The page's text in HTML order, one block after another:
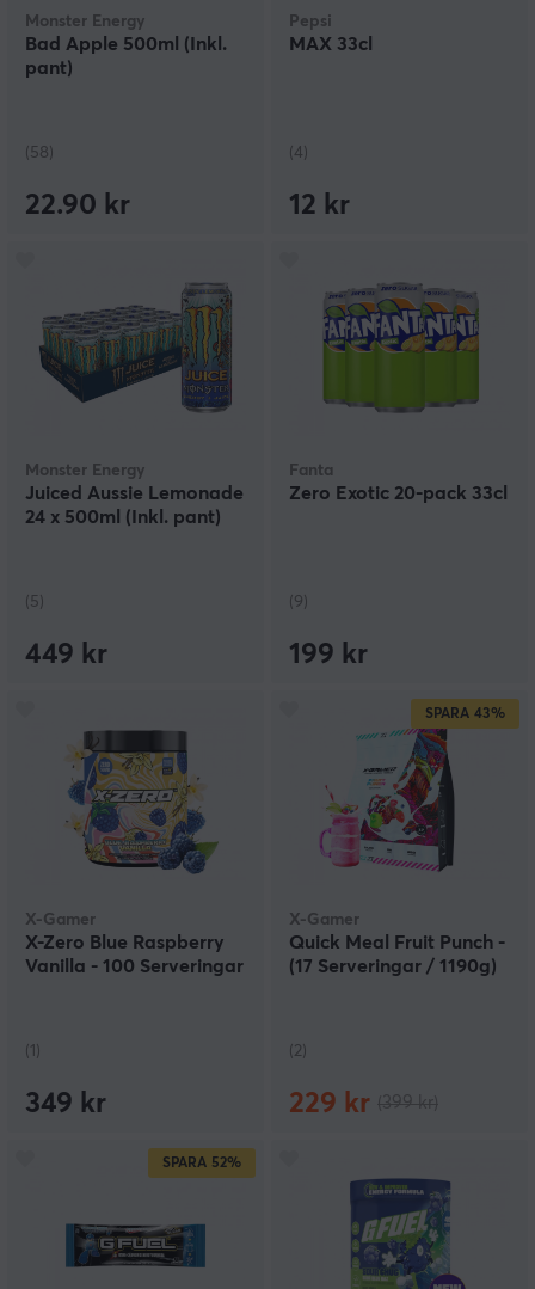
Monster Energy
Bad Apple 500ml (Inkl.
pant)
(58)
22.90 kr
Pepsi
MAX 33cl
(4)
12 kr
Monster Energy
Juiced Aussie Lemonade
24 x 500ml (Inkl. pant)
(5)
449 kr
Fanta
Zero Exotic 20-pack 33cl
(9)
199 kr
X-Gamer
X-Zero Blue Raspberry
Vanilla - 100 Serveringar
(1)
349 kr
SPARA 43%
X-Gamer
Quick Meal Fruit Punch -
(17 Serveringar / 1190g)
(2)
229 kr
SPARA 52%